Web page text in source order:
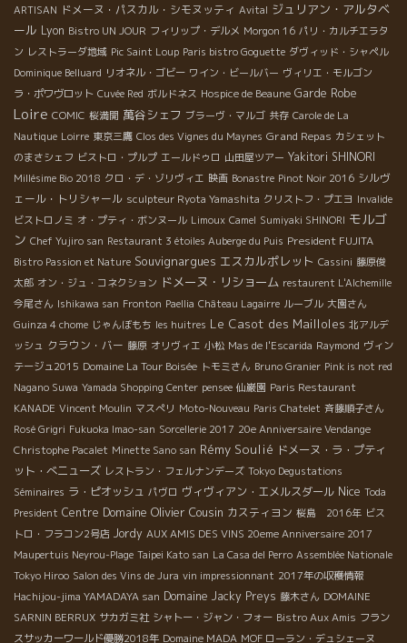
ARTISAN ドメーヌ・パスカル・シモヌッティ Avital ジュリアン・アルタベ
ール Lyon Bistro UN JOUR フィリップ・デルメ Morgon 16 パリ・カルチエラタ
ン レストラーダ地域 Pic Saint Loup Paris bistro Goguette ダヴィッド・シャペル
Dominique Belluard リオネル・ゴビー ワイン・ビールバー ヴィリエ・モルゴン
ラ・ポワヴロット Cuvée Red ボルドネス Hospice de Beaune Garde Robe
Loire COMIC 桜満開 萬谷シェフ ブラーヴ・マルゴ 共存 Carole de La
Nautique Loirre 東京三鷹 Clos des Vignes du Maynes Grand Repas カシェット
のまさシェフ ビストロ・プルプ エールドゥロ 山田屋ツアー Yakitori SHINORI
Millésime Bio 2018 クロ・デ・ゾリヴィエ 映画 Bonastre Pinot Noir 2016 シルヴ
ェール・トリシャール sculpteur Ryota Yamashita クリストフ・プエヨ Invalide
ビストロノミ オ・プティ・ボンヌール Limoux Camel Sumiyaki SHINORI モルゴ
ン Chef Yujiro san Restaurant 3 étoiles Auberge du Puis President FUJITA
Bistro Passion et Nature Souvignargues エスカルポレット Cassini 藤原俊
太郎 オン・ジュ・コネクション ドメーヌ・リショーム restaurent L'Alchemille
今尾さん Ishikawa san Fronton Paellia Château Lagairre ルーブル 大園さん
Guinza 4 chome じゃんぼもち les huitres Le Casot des Mailloles 北アルデ
ッシュ クラウン・バー 藤原 オリヴィエ 小松 Mas de l'Escarida Raymond ヴィン
テージュ2015 Domaine La Tour Boisée トモミさん Bruno Granier Pink is not red
Nagano Suwa Yamada Shopping Center pensee 仙巌園 Paris Restaurant
KANADE Vincent Moulin マスぺリ Moto-Nouveau Paris Chatelet 斉藤順子さん
Rosé Grigri Fukuoka Imao-san Sorcellerie 2017 20e Anniversaire Vendange
Christophe Pacalet Minette Sano san Rémy Soulié ドメーヌ・ラ・プティ
ット・べニューズ レストラン・フェルナンデーズ Tokyo Degustations
Séminaires ラ・ピオッシュ パヴロ ヴィヴィアン・エメルスダール Nice Toda
President Centre Domaine Olivier Cousin カスティヨン 桜島 2016年 ビス
トロ・フラコン2号店 Jordy AUX AMIS DES VINS 20eme Anniversaire 2017
Maupertuis Neyrou-Plage Taipei Kato san La Casa del Perro Assemblée Nationale
Tokyo Hiroo Salon des Vins de Jura vin impressionnant 2017年の収穫情報
Hachijou-jima YAMADAYA san Domaine Jacky Preys 藤木さん DOMAINE
SARNIN BERRUX サカガミ社 シャトー・ジャン・フォー Bistro Aux Amis フラン
スサッカーワールド優勝2018年 Domaine MADA MOF ローラン・デュシェーヌ